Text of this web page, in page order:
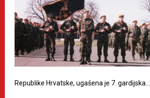
Republike Hrvatske, ugašena je 7. gardijska…